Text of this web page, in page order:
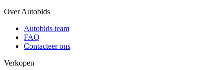
Over Autobids
Autobids team
FAQ
Contacteer ons
Verkopen